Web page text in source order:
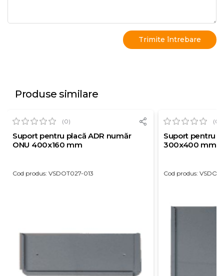
Produse similare
(0)
Suport pentru placă ADR număr
ONU 400x160 mm
Cod produs: VSDOT027-013
(0)
Suport pentru
300x400 mm
Cod produs: